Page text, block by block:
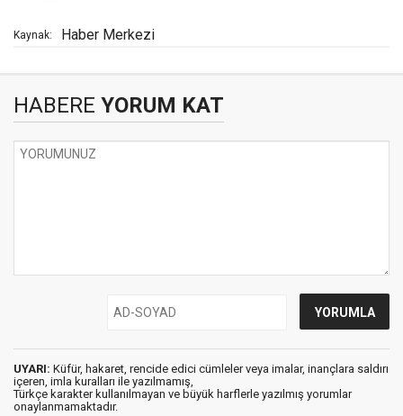
Kaynak: Haber Merkezi
HABERE YORUM KAT
UYARI: Küfür, hakaret, rencide edici cümleler veya imalar, inançlara saldırı
içeren, imla kuralları ile yazılmamış,
Türkçe karakter kullanılmayan ve büyük harflerle yazılmış yorumlar
onaylanmamaktadır.